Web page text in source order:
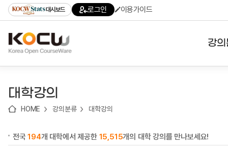
기
기
기
content)
가
대시보드 로그인 이용가이드
강
대학강의
HOME 강의분류 대학강의
전국194개 대학에서 제공한 15,515개의 대학 강의를 만나보세요!